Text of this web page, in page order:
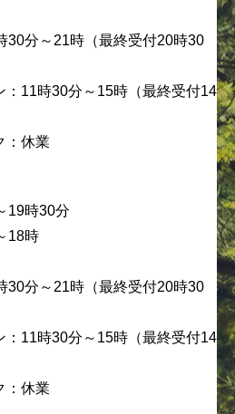
30分～21時（最終受付20時30
：11時30分～15時（最終受付14
：休業
19時30分
18時
30分～21時（最終受付20時30
：11時30分～15時（最終受付14
：休業